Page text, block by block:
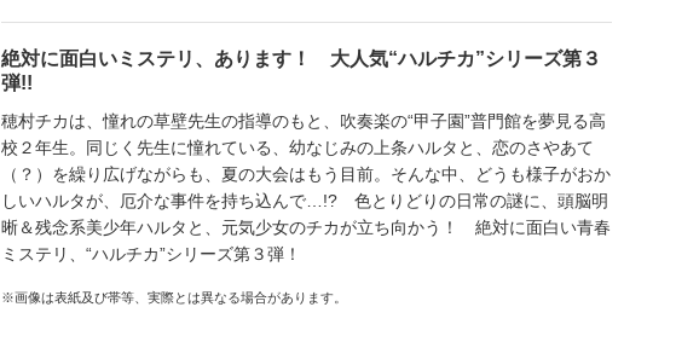
絶対に面白いミステリ、あります！ 大人気“ハルチカ”シリーズ第３
弾!!
穂村チカは、憧れの草壁先生の指導のもと、吹奏楽の“甲子園”普門館を夢見る高
校２年生。同じく先生に憧れている、幼なじみの上条ハルタと、恋のさやあて
（？）を繰り広げながらも、夏の大会はもう目前。そんな中、どうも様子がおか
しいハルタが、厄介な事件を持ち込んで…!? 色とりどりの日常の謎に、頭脳明
晰＆残念系美少年ハルタと、元気少女のチカが立ち向かう！ 絶対に面白い青春
ミステリ、“ハルチカ”シリーズ第３弾！
※画像は表紙及び帯等、実際とは異なる場合があります。